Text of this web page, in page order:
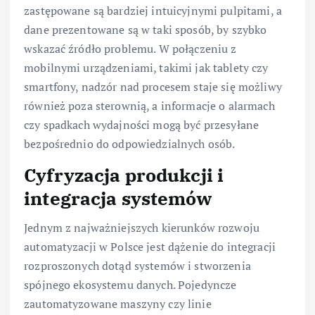
zastępowane są bardziej intuicyjnymi pulpitami, a
dane prezentowane są w taki sposób, by szybko
wskazać źródło problemu. W połączeniu z
mobilnymi urządzeniami, takimi jak tablety czy
smartfony, nadzór nad procesem staje się możliwy
również poza sterownią, a informacje o alarmach
czy spadkach wydajności mogą być przesyłane
bezpośrednio do odpowiedzialnych osób.
Cyfryzacja produkcji i
integracja systemów
Jednym z najważniejszych kierunków rozwoju
automatyzacji w Polsce jest dążenie do integracji
rozproszonych dotąd systemów i stworzenia
spójnego ekosystemu danych. Pojedyncze
zautomatyzowane maszyny czy linie